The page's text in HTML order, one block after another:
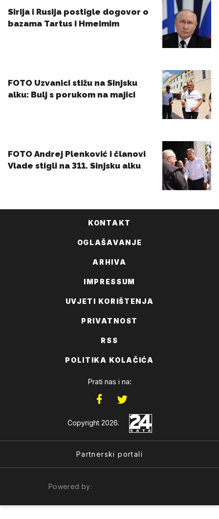
KONTAKT
OGLAŠAVANJE
ARHIVA
IMPRESSUM
UVJETI KORIŠTENJA
PRIVATNOST
RSS
POLITIKA KOLAČIĆA
Prati nas i na:
Copyright 2026.
Partnerski portali
Powered by: